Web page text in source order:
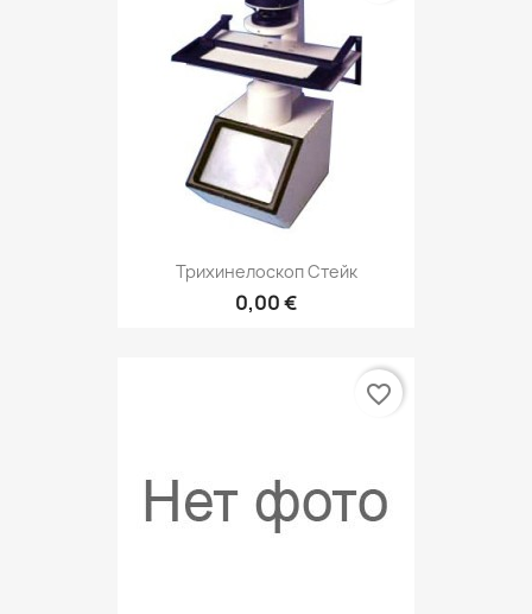
Трихинелоскоп Стейк
0,00 €
favorite_border